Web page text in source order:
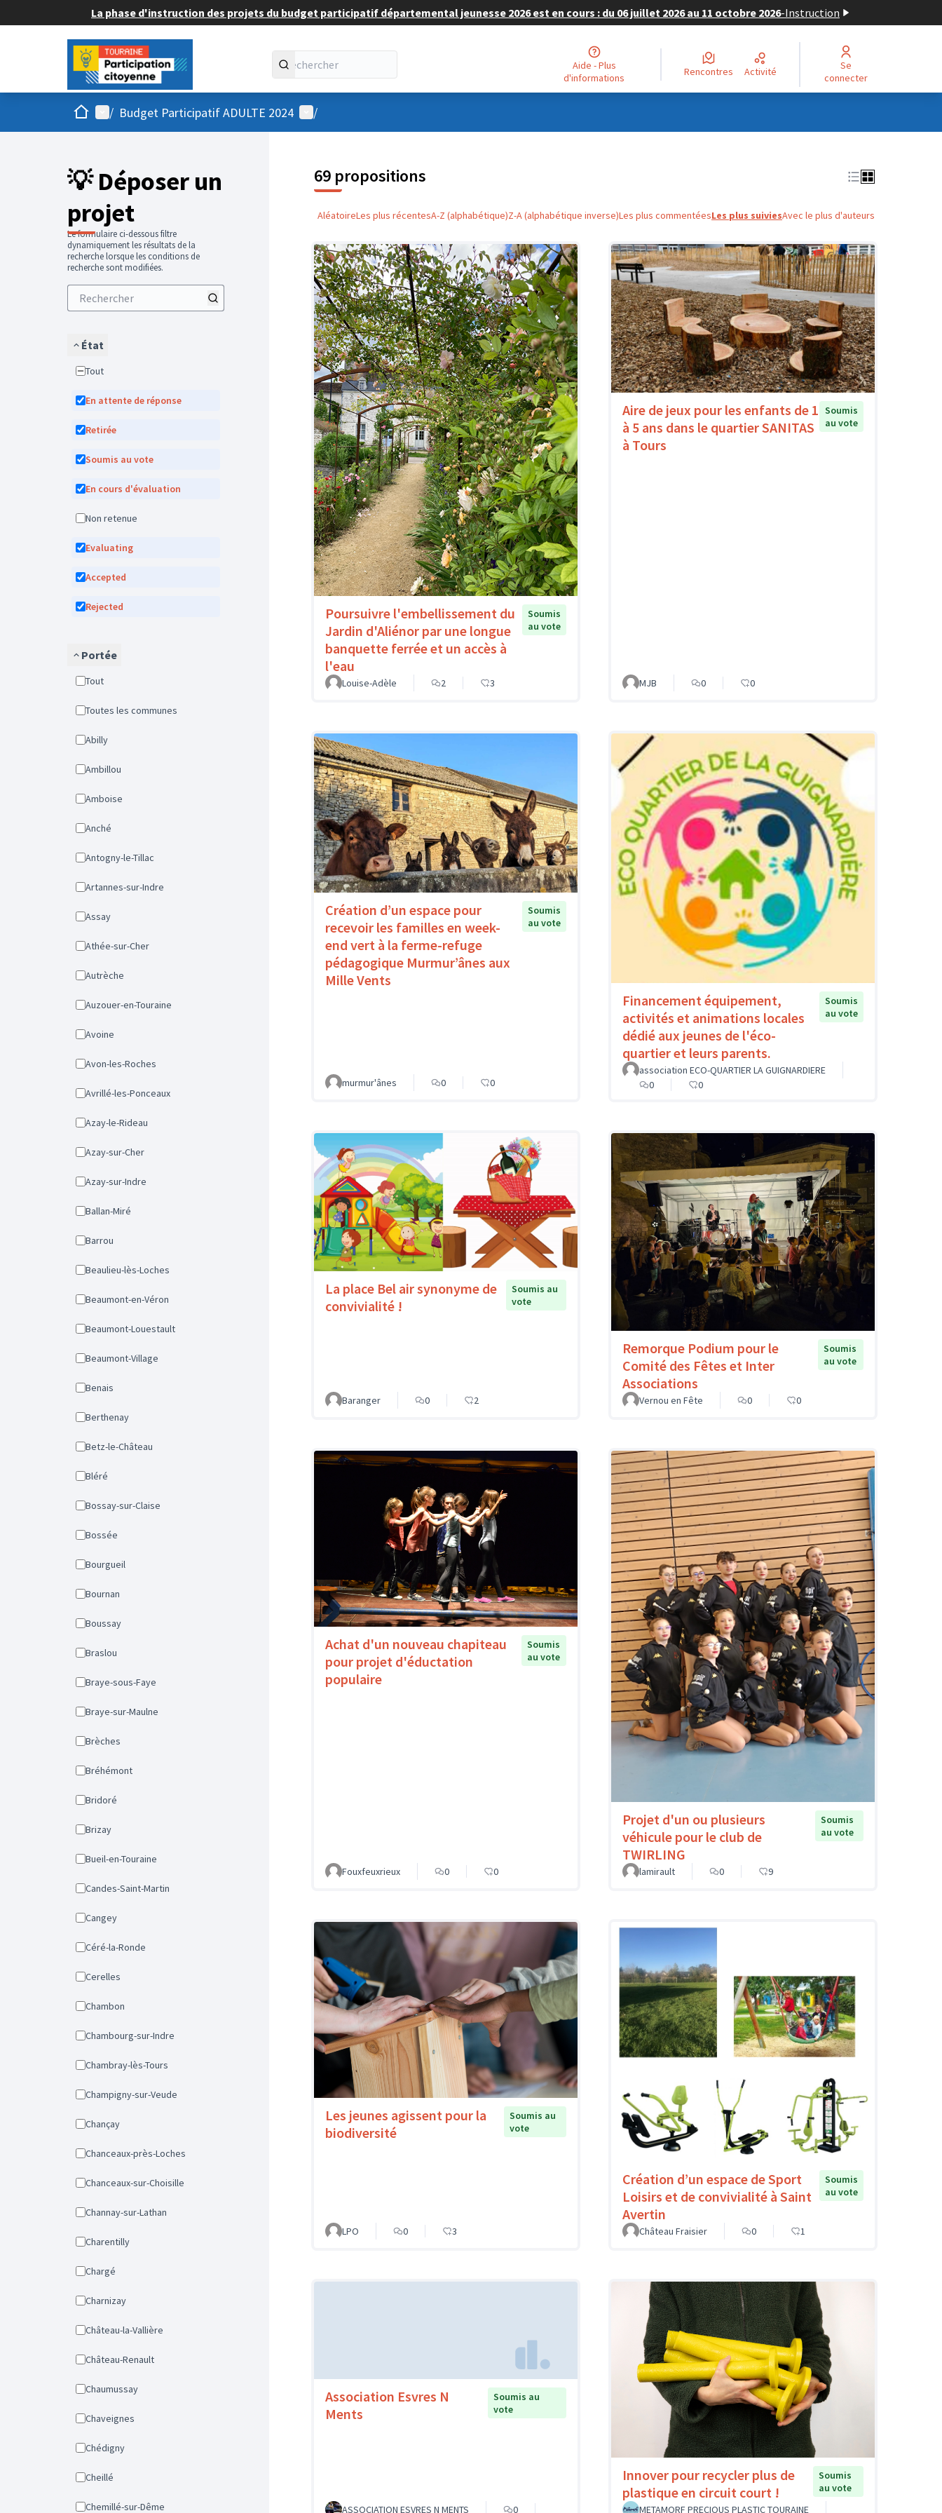
La phase d'instruction des projets du budget participatif départemental jeunesse 2026 est en cours : du 06 juillet 2026 au 11 octobre 2026-Instruction
Aide - Plus
d'informations
Rencontres Activité
Se
connecter
AccueilMenu principal
/ Budget Participatif ADULTE 2024 Menu utilisateur
/
💡 Déposer un
projet
Le formulaire ci-dessous filtre
dynamiquement les résultats de la
recherche lorsque les conditions de
recherche sont modifiées.
État
Tout
En attente de réponse
Retirée
Soumis au vote
En cours d'évaluation
Non retenue
Evaluating
Accepted
Rejected
Portée
Tout
Toutes les communes
Abilly
Ambillou
Amboise
Anché
Antogny-le-Tillac
Artannes-sur-Indre
Assay
Athée-sur-Cher
Autrèche
Auzouer-en-Touraine
Avoine
Avon-les-Roches
Avrillé-les-Ponceaux
Azay-le-Rideau
Azay-sur-Cher
Azay-sur-Indre
Ballan-Miré
Barrou
Beaulieu-lès-Loches
Beaumont-en-Véron
Beaumont-Louestault
Beaumont-Village
Benais
Berthenay
Betz-le-Château
Bléré
Bossay-sur-Claise
Bossée
Bourgueil
Bournan
Boussay
Braslou
Braye-sous-Faye
Braye-sur-Maulne
Brèches
Bréhémont
Bridoré
Brizay
Bueil-en-Touraine
Candes-Saint-Martin
Cangey
Céré-la-Ronde
Cerelles
Chambon
Chambourg-sur-Indre
Chambray-lès-Tours
Champigny-sur-Veude
Chançay
Chanceaux-près-Loches
Chanceaux-sur-Choisille
Channay-sur-Lathan
Charentilly
Chargé
Charnizay
Château-la-Vallière
Château-Renault
Chaumussay
Chaveignes
Chédigny
Cheillé
Chemillé-sur-Dême
69 propositions
AléatoireLes plus récentesA-Z (alphabétique)Z-A (alphabétique inverse)Les plus commentéesLes plus suiviesAvec le plus d'auteurs
Poursuivre l'embellissement du
Jardin d'Aliénor par une longue
banquette ferrée et un accès à
l'eau
Soumis
au vote
Louise-Adèle 2 3
Aire de jeux pour les enfants de 1
à 5 ans dans le quartier SANITAS
à Tours
Soumis
au vote
MJB 0 0
Création d’un espace pour
recevoir les familles en week-
end vert à la ferme-refuge
pédagogique Murmur’ânes aux
Mille Vents
Soumis
au vote
murmur'ânes 0 0
Financement équipement,
activités et animations locales
dédié aux jeunes de l'éco-
quartier et leurs parents.
Soumis
au vote
association ECO-QUARTIER LA GUIGNARDIERE
0
0
La place Bel air synonyme de
convivialité !
Soumis au
vote
Baranger 0 2
Remorque Podium pour le
Comité des Fêtes et Inter
Associations
Soumis
au vote
Vernou en Fête 0 0
Achat d'un nouveau chapiteau
pour projet d'éductation
populaire
Soumis
au vote
Fouxfeuxrieux 0 0
Projet d'un ou plusieurs
véhicule pour le club de
TWIRLING
Soumis
au vote
lamirault 0 9
Les jeunes agissent pour la
biodiversité
Soumis au
vote
LPO 0 3
Création d’un espace de Sport
Loisirs et de convivialité à Saint
Avertin
Soumis
au vote
Château Fraisier 0 1
Association Esvres N
Ments
Soumis au
vote
ASSOCIATION ESVRES N MENTS 0
Innover pour recycler plus de
plastique en circuit court !
Soumis
au vote
METAMORF PRECIOUS PLASTIC TOURAINE